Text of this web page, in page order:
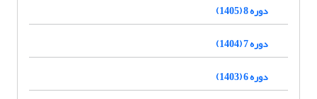
دوره 8 (1405)
دوره 7 (1404)
دوره 6 (1403)